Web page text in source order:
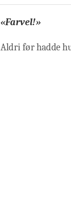
«Farvel!»
Aldri før hadde